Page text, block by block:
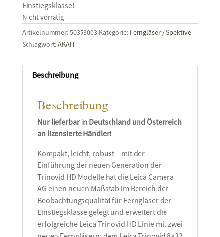
Einstiegsklasse!
Nicht vorrätig
Artikelnummer:50353003 Kategorie: Ferngläser / Spektive
Schlagwort:AKAH
Beschreibung
Beschreibung
Nur lieferbar in Deutschland und Österreich
an lizensierte Händler!
Kompakt, leicht, robust – mit der
Einführung der neuen Generation der
Trinovid HD Modelle hat die Leica Camera
AG einen neuen Maßstab im Bereich der
Beobachtungsqualität für Ferngläser der
Einstiegsklasse gelegt und erweitert die
erfolgreiche Leica Trinovid HD Linie mit zwei